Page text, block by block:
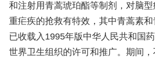
和注射用青蒿琥珀酯等制剂，对脑
重疟疾的抢救有特效，其中青蒿素
已收载入1995年版中华人民共和国
世界卫生组织的许可和推广。期间，